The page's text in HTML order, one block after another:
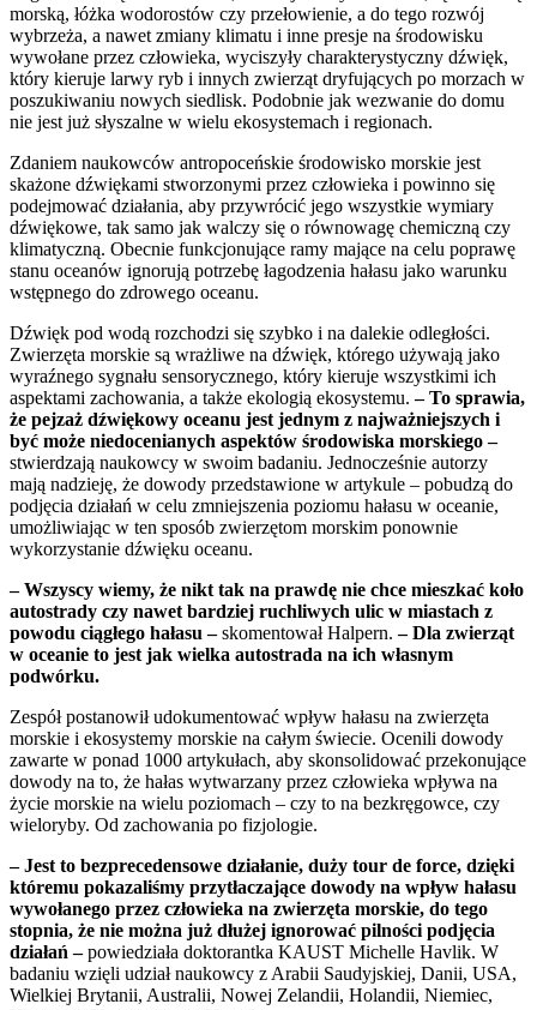
morską, łóżka wodorostów czy przełowienie, a do tego rozwój
wybrzeża, a nawet zmiany klimatu i inne presje na środowisku
wywołane przez człowieka, wyciszyły charakterystyczny dźwięk,
który kieruje larwy ryb i innych zwierząt dryfujących po morzach w
poszukiwaniu nowych siedlisk. Podobnie jak wezwanie do domu
nie jest już słyszalne w wielu ekosystemach i regionach.
Zdaniem naukowców antropoceńskie środowisko morskie jest
skażone dźwiękami stworzonymi przez człowieka i powinno się
podejmować działania, aby przywrócić jego wszystkie wymiary
dźwiękowe, tak samo jak walczy się o równowagę chemiczną czy
klimatyczną. Obecnie funkcjonujące ramy mające na celu poprawę
stanu oceanów ignorują potrzebę łagodzenia hałasu jako warunku
wstępnego do zdrowego oceanu.
Dźwięk pod wodą rozchodzi się szybko i na dalekie odległości.
Zwierzęta morskie są wrażliwe na dźwięk, którego używają jako
wyraźnego sygnału sensorycznego, który kieruje wszystkimi ich
aspektami zachowania, a także ekologią ekosystemu.– To sprawia,
że pejzaż dźwiękowy oceanu jest jednym z najważniejszych i
być może niedocenianych aspektów środowiska morskiego –
stwierdzają naukowcy w swoim badaniu. Jednocześnie autorzy
mają nadzieję, że dowody przedstawione w artykule – pobudzą do
podjęcia działań w celu zmniejszenia poziomu hałasu w oceanie,
umożliwiając w ten sposób zwierzętom morskim ponownie
wykorzystanie dźwięku oceanu.
– Wszyscy wiemy, że nikt tak na prawdę nie chce mieszkać koło
autostrady czy nawet bardziej ruchliwych ulic w miastach z
powodu ciągłego hałasu –skomentował Halpern.– Dla zwierząt
w oceanie to jest jak wielka autostrada na ich własnym
podwórku.
Zespół postanowił udokumentować wpływ hałasu na zwierzęta
morskie i ekosystemy morskie na całym świecie. Ocenili dowody
zawarte w ponad 1000 artykułach, aby skonsolidować przekonujące
dowody na to, że hałas wytwarzany przez człowieka wpływa na
życie morskie na wielu poziomach – czy to na bezkręgowce, czy
wieloryby. Od zachowania po fizjologie.
– Jest to bezprecedensowe działanie, duży tour de force, dzięki
któremu pokazaliśmy przytłaczające dowody na wpływ hałasu
wywołanego przez człowieka na zwierzęta morskie, do tego
stopnia, że nie można już dłużej ignorować pilności podjęcia
działań –powiedziała doktorantka KAUST Michelle Havlik. W
badaniu wzięli udział naukowcy z Arabii Saudyjskiej, Danii, USA,
Wielkiej Brytanii, Australii, Nowej Zelandii, Holandii, Niemiec,